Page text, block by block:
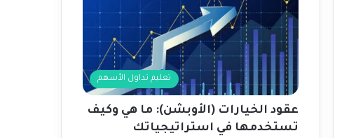
تعليم تداول الأسهم
عقود الخيارات (الأوبشن): ما هي وكيف
تستخدمها في استراتيجياتك